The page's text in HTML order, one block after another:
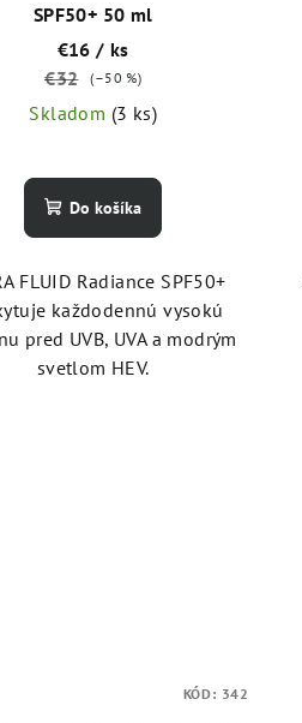
SPF50+ 50 ml
€16/ ks
€32
(–50 %)
Skladom (3 ks)
Do košíka
FLUID Radiance SPF50+
každodennú vysokú
pred UVB, UVA a modrým
svetlom HEV.
KÓD: 342